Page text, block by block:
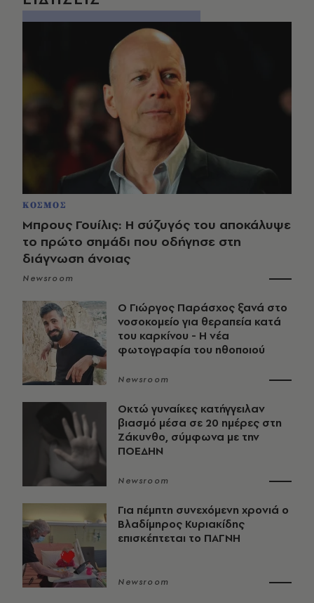
ΚΟΣΜΟΣ
Μπρους Γουίλις: Η σύζυγός του αποκάλυψε
το πρώτο σημάδι που οδήγησε στη
διάγνωση άνοιας
Newsroom
O Γιώργος Παράσχος ξανά στο
νοσοκομείο για θεραπεία κατά
του καρκίνου - Η νέα
φωτογραφία του ηθοποιού
Newsroom
Οκτώ γυναίκες κατήγγειλαν
βιασμό μέσα σε 20 ημέρες στη
Ζάκυνθο, σύμφωνα με την
ΠΟΕΔΗΝ
Newsroom
Για πέμπτη συνεχόμενη χρονιά ο
Βλαδίμηρος Κυριακίδης
επισκέπτεται το ΠΑΓΝΗ
Newsroom